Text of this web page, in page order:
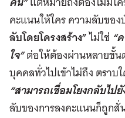
คะแนนให้ใคร ความลับขอ
ลับโดยโครงสร้าง”ไม่ใช่ “
ใจ”ต่อให้ต้องผ่านหลายขั้
บุคคลทั่วไปเข้าไม่ถึง ตรา
“สามารถเชื่อมโยงกลับไป
ลับของการลงคะแนนก็ถูก